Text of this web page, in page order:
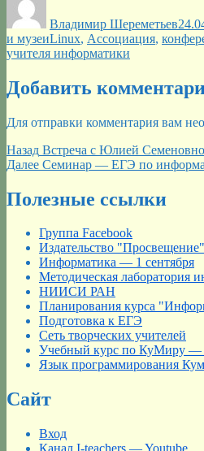
Владимир Шереметьев
и музеиМетки
Linux, Ассоциация,
учителя информатики
Добавить
Для отправки комментария вам
Навигация
по
записям
Назад Предыдущая
запись:
Встреча с Юлией
Далее Следующая
Семинар — ЕГЭ по
Полезные ссылки
Группа Facebook
Издательство "Просвещение"
Информатика — 1 сентября
Методическая
НИИСИ РАН
Планирования курса
Подготовка к ЕГЭ
Сеть творческих учителей
Учебный курс по КуМиру
Язык программирования
Сайт
Вход